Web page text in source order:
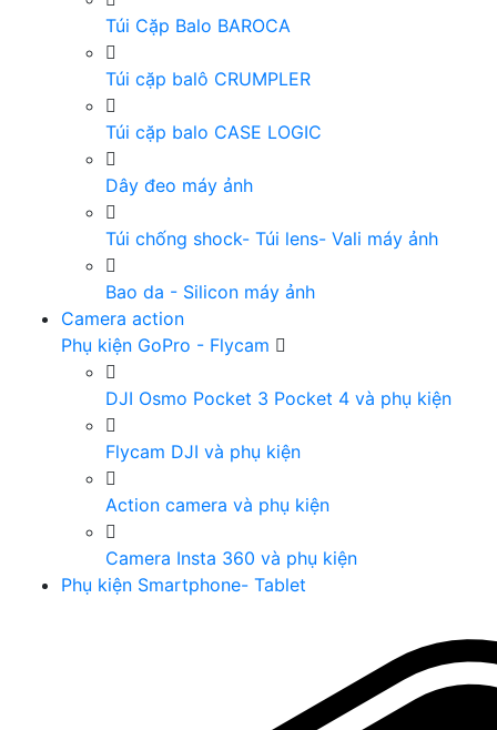
Túi Cặp Balo BAROCA
Túi cặp balô CRUMPLER
Túi cặp balo CASE LOGIC
Dây đeo máy ảnh
Túi chống shock- Túi lens- Vali máy ảnh
Bao da - Silicon máy ảnh
Camera action
Phụ kiện GoPro - Flycam
DJI Osmo Pocket 3 Pocket 4 và phụ kiện
Flycam DJI và phụ kiện
Action camera và phụ kiện
Camera Insta 360 và phụ kiện
Phụ kiện Smartphone- Tablet